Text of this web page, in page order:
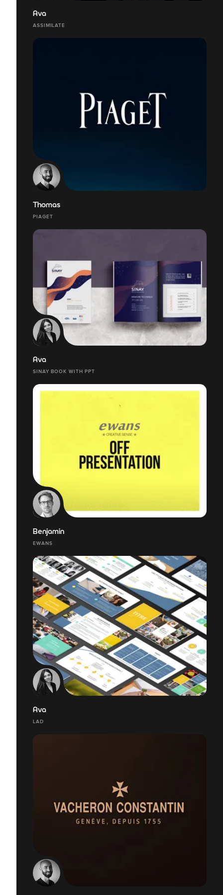
Ava
ASSIMILATE
Thomas
PIAGET
Ava
SINAY BOOK WITH PPT
Benjamin
EWANS
Ava
LAD